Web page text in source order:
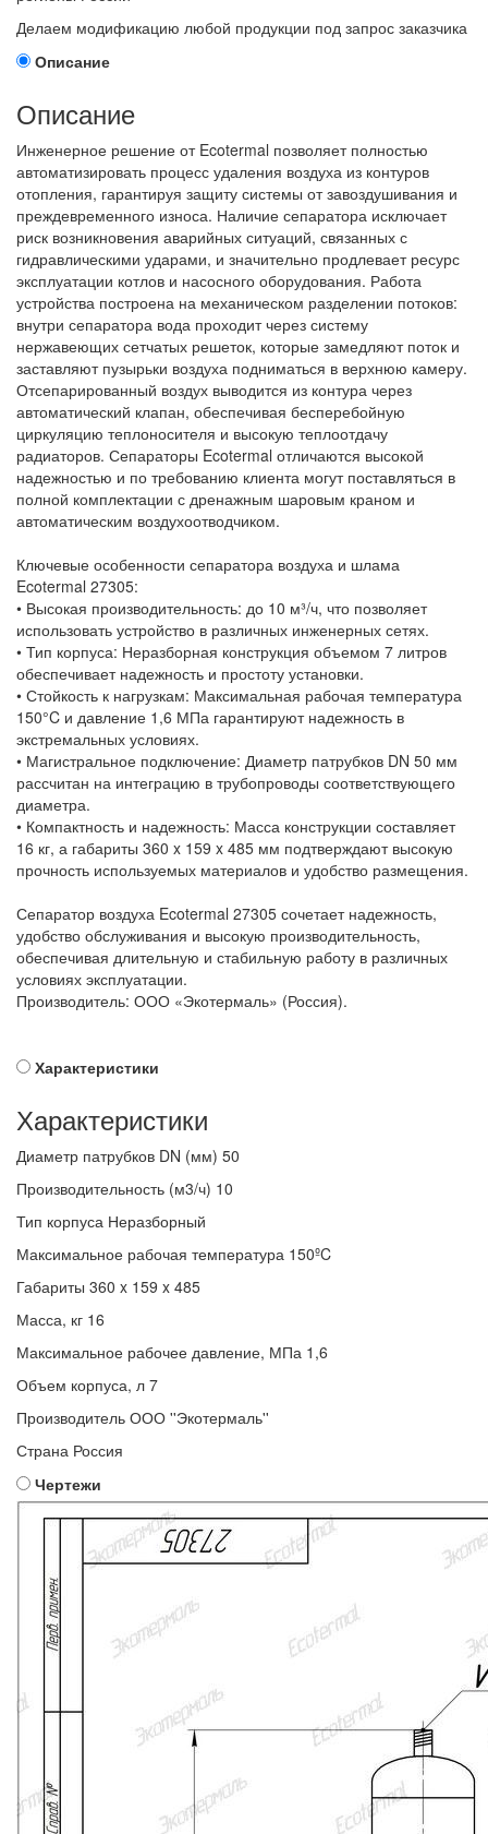
Делаем модификацию любой продукции под запрос заказчика
Описание
Описание
Инженерное решение от Ecotermal позволяет полностью
автоматизировать процесс удаления воздуха из контуров
отопления, гарантируя защиту системы от завоздушивания и
преждевременного износа. Наличие сепаратора исключает
риск возникновения аварийных ситуаций, связанных с
гидравлическими ударами, и значительно продлевает ресурс
эксплуатации котлов и насосного оборудования. Работа
устройства построена на механическом разделении потоков:
внутри сепаратора вода проходит через систему
нержавеющих сетчатых решеток, которые замедляют поток и
заставляют пузырьки воздуха подниматься в верхнюю камеру.
Отсепарированный воздух выводится из контура через
автоматический клапан, обеспечивая бесперебойную
циркуляцию теплоносителя и высокую теплоотдачу
радиаторов. Сепараторы Ecotermal отличаются высокой
надежностью и по требованию клиента могут поставляться в
полной комплектации с дренажным шаровым краном и
автоматическим воздухоотводчиком.
Ключевые особенности сепаратора воздуха и шлама
Ecotermal 27305:
• Высокая производительность: до 10 м³/ч, что позволяет
использовать устройство в различных инженерных сетях.
• Тип корпуса: Неразборная конструкция объемом 7 литров
обеспечивает надежность и простоту установки.
• Стойкость к нагрузкам: Максимальная рабочая температура
150°C и давление 1,6 МПа гарантируют надежность в
экстремальных условиях.
• Магистральное подключение: Диаметр патрубков DN 50 мм
рассчитан на интеграцию в трубопроводы соответствующего
диаметра.
• Компактность и надежность: Масса конструкции составляет
16 кг, а габариты 360 x 159 x 485 мм подтверждают высокую
прочность используемых материалов и удобство размещения.
Сепаратор воздуха Ecotermal 27305 сочетает надежность,
удобство обслуживания и высокую производительность,
обеспечивая длительную и стабильную работу в различных
условиях эксплуатации.
Производитель: ООО «Экотермаль» (Россия).
Характеристики
Характеристики
Диаметр патрубков DN (мм) 50
Производительность (м3/ч) 10
Тип корпуса Неразборный
Максимальное рабочая температура 150ºC
Габариты 360 x 159 x 485
Масса, кг 16
Максимальное рабочее давление, МПа 1,6
Объем корпуса, л 7
Производитель ООО ''Экотермаль''
Страна Россия
Чертежи